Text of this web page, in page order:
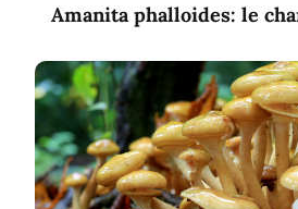
Amanita phalloides: le